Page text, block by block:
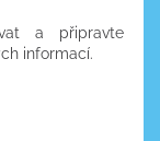
a připravte
informací.